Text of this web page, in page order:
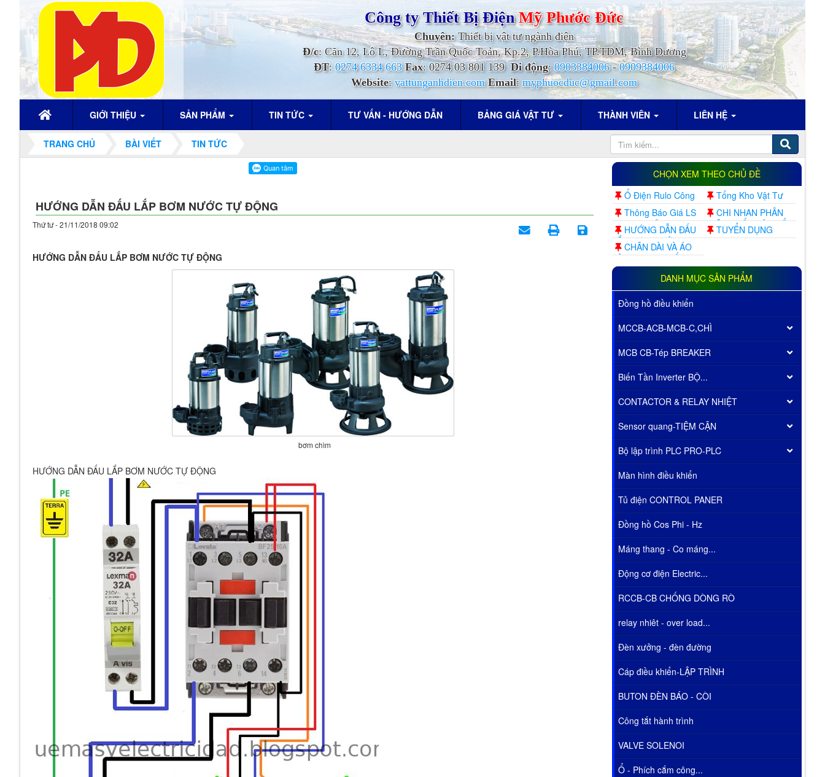
Công ty Thiết Bị ĐiệnMỹ PhướcĐức
Chuyên:Thiết bị vật tư ngành điện
Đ/c: Căn 12, Lô L, Đường Trần Quốc Toản, Kp.2, P.Hòa Phú, TP.TDM, Bình Dương
ĐT:0274 6334 663 Fax: 0274 03 801 139 Di động:0903384006-0909384006
Website:vattunganhdien.com Email:myphuocduc@gmail.com
GIỚI THIỆU SẢN PHẨM TIN TỨC TƯ VẤN - HƯỚNG DẪN BẢNG GIÁ VẬT TƯ THÀNH VIÊN LIÊN HỆ
TRANG CHỦ BÀI VIẾT TIN TỨC
HƯỚNG DẪN ĐẤU LẮP BƠM NƯỚC TỰ ĐỘNG
Thứ tư - 21/11/2018 09:02
HƯỚNG DẪN ĐẤU LẮP BƠM NƯỚC TỰ ĐỘNG
bơm chìm
HƯỚNG DẪN ĐẤU LẮP BƠM NƯỚC TỰ ĐỘNG
CHỌN XEM THEO CHỦ ĐỀ
Ổ Điện Rulo Công
Nghiệp
Tổng Kho Vật Tư
Điện Công Ty Mỹ
Phước Đức
Thông Báo Giá LS
Đã Thay Đổi
CHI NHAN PHÂN
PHÂN PHỐI MÁY BIẾN
TẦN INVERTER
HƯỚNG DẪN ĐẤU
LẮP BƠM NƯỚC TỰ
ĐỘNG
TUYỂN DỤNG
CHÂN DÀI VÀ ÁO
DÀI VN ĐẸP NHẤT MỌI
THỜI ĐẠI
DANH MỤC SẢN PHẨM
Đồng hồ điều khiển
MCCB-ACB-MCB-C,CHÌ
MCB CB-Tép BREAKER
Biến Tần Inverter BỘ...
CONTACTOR & RELAY NHIỆT
Sensor quang-TIỆM CẬN
Bộ lập trình PLC PRO-PLC
Màn hình điều khiển
Tủ điện CONTROL PANER
Đồng hồ Cos Phi - Hz
Máng thang - Co máng...
Động cơ điện Electric...
RCCB-CB CHỐNG DÒNG RÒ
relay nhiêt - over load...
Đèn xưởng - đèn đường
Cáp điều khiển-LẬP TRÌNH
BUTON ĐÈN BÁO - CÒI
Công tắt hành trình
VALVE SOLENOI
Ổ - Phích cắm công...